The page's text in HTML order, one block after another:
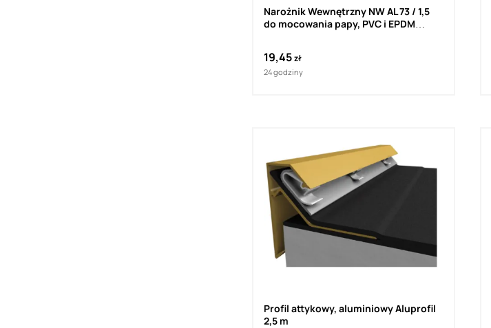
Narożnik Wewnętrzny NW AL 73 / 1,5
do mocowania papy, PVC i EPDM
19,45zł
24 godziny
Profil attykowy, aluminiowy Aluprofil
2,5 m